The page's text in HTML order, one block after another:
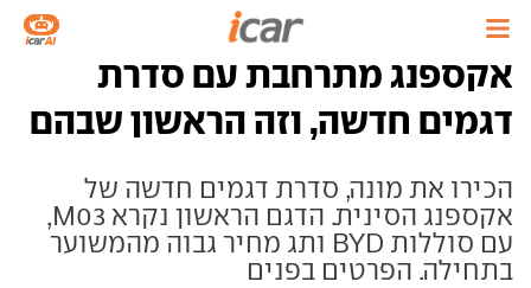
אקספנג מתרחבת עם סדרת
דגמים חדשה, וזה הראשון שבהם
הכירו את מונה, סדרת דגמים חדשה של
אקספנג הסינית. הדגם הראשון נקרא M03,
עם סוללות BYD ותג מחיר גבוה מהמשוער
בתחילה. הפרטים בפנים